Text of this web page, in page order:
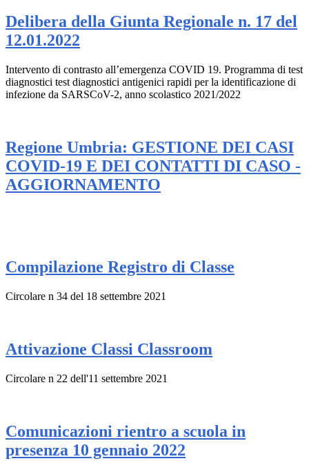
Delibera della Giunta Regionale n. 17 del
12.01.2022
Intervento di contrasto all’emergenza COVID 19. Programma di test
diagnostici test diagnostici antigenici rapidi per la identificazione di
infezione da SARSCoV-2, anno scolastico 2021/2022
Regione Umbria: GESTIONE DEI CASI
COVID-19 E DEI CONTATTI DI CASO -
AGGIORNAMENTO
Compilazione Registro di Classe
Circolare n 34 del 18 settembre 2021
Attivazione Classi Classroom
Circolare n 22 dell'11 settembre 2021
Comunicazioni rientro a scuola in
presenza 10 gennaio 2022